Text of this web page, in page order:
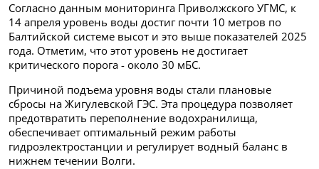
Согласно данным мониторинга Приволжского УГМС, к
14 апреля уровень воды достиг почти 10 метров по
Балтийской системе высот и это выше показателей 2025
года. Отметим, что этот уровень не достигает
критического порога - около 30 мБС.
Причиной подъема уровня воды стали плановые
сбросы на Жигулевской ГЭС. Эта процедура позволяет
предотвратить переполнение водохранилища,
обеспечивает оптимальный режим работы
гидроэлектростанции и регулирует водный баланс в
нижнем течении Волги.